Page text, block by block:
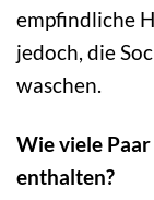
empfindliche
jedoch, die
waschen.
Wie viele
enthalten?